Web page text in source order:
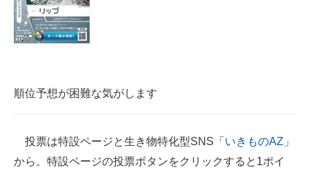
順位予想が困難な気がします
投票は特設ページと生き物特化型SNS「 いきものAZ 」
から。特設ページの投票ボタンをクリックすると1ポイ